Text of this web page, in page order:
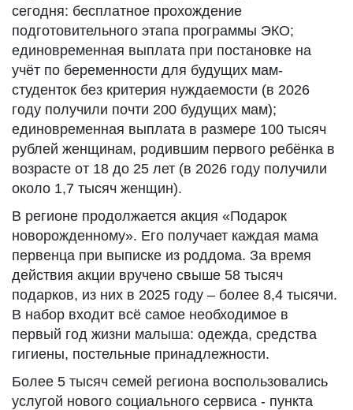
сегодня: бесплатное прохождение
подготовительного этапа программы ЭКО;
единовременная выплата при постановке на
учёт по беременности для будущих мам-
студенток без критерия нуждаемости (в 2026
году получили почти 200 будущих мам);
единовременная выплата в размере 100 тысяч
рублей женщинам, родившим первого ребёнка в
возрасте от 18 до 25 лет (в 2026 году получили
около 1,7 тысяч женщин).
В регионе продолжается акция «Подарок
новорожденному». Его получает каждая мама
первенца при выписке из роддома. За время
действия акции вручено свыше 58 тысяч
подарков, из них в 2025 году – более 8,4 тысячи.
В набор входит всё самое необходимое в
первый год жизни малыша: одежда, средства
гигиены, постельные принадлежности.
Более 5 тысяч семей региона воспользовались
услугой нового социального сервиса - пункта